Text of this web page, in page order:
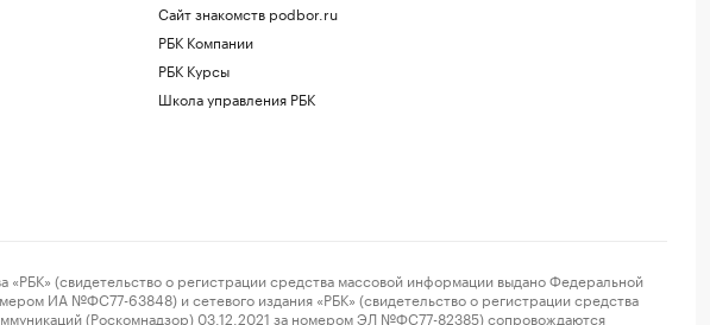
Сайт знакомств podbor.ru
РБК Компании
РБК Курсы
Школа управления РБК
(свидетельство о регистрации средства массовой информации выдано Федеральной
ИА №ФС77-63848) и сетевого издания «РБК» (свидетельство о регистрации средства
(Роскомнадзор) 03.12.2021 за номером ЭЛ №ФС77-82385) сопровождаются